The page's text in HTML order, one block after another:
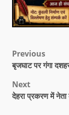
Previous
बृजघाट पर गंगा
Next
देहरा प्रकरण में